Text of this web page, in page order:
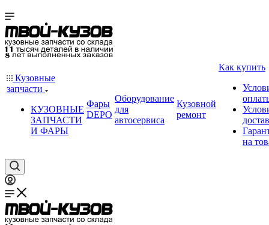
Кузовные
запчасти
КУЗОВНЫЕ
ЗАПЧАСТИ
И ФАРЫ
Фары
DEPO
Оборудование
для
автосервиса
Кузовной
ремонт
Как купить
на